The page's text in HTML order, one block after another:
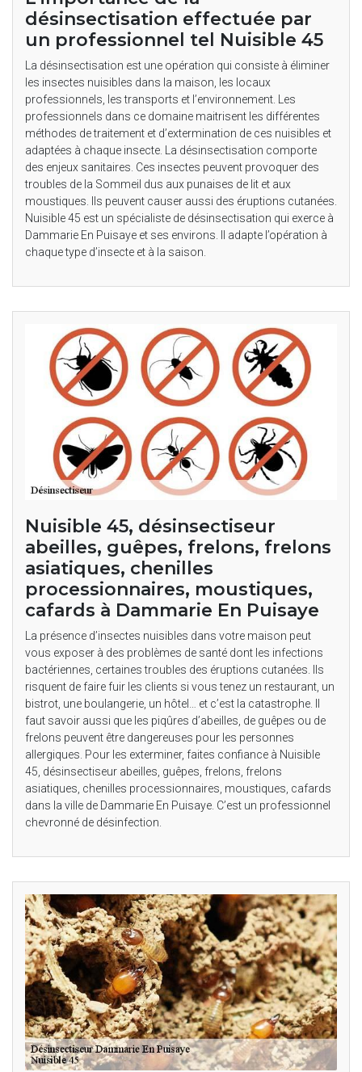
désinsectisation effectuée par
un professionnel tel Nuisible 45
La désinsectisation est une opération qui consiste à éliminer
les insectes nuisibles dans la maison, les locaux
professionnels, les transports et l’environnement. Les
professionnels dans ce domaine maitrisent les différentes
méthodes de traitement et d’extermination de ces nuisibles et
adaptées à chaque insecte. La désinsectisation comporte
des enjeux sanitaires. Ces insectes peuvent provoquer des
troubles de la Sommeil dus aux punaises de lit et aux
moustiques. Ils peuvent causer aussi des éruptions cutanées.
Nuisible 45 est un spécialiste de désinsectisation qui exerce à
Dammarie En Puisaye et ses environs. Il adapte l’opération à
chaque type d’insecte et à la saison.
Nuisible 45, désinsectiseur
abeilles, guêpes, frelons, frelons
asiatiques, chenilles
processionnaires, moustiques,
cafards à Dammarie En Puisaye
La présence d’insectes nuisibles dans votre maison peut
vous exposer à des problèmes de santé dont les infections
bactériennes, certaines troubles des éruptions cutanées. Ils
risquent de faire fuir les clients si vous tenez un restaurant, un
bistrot, une boulangerie, un hôtel… et c’est la catastrophe. Il
faut savoir aussi que les piqûres d’abeilles, de guêpes ou de
frelons peuvent être dangereuses pour les personnes
allergiques. Pour les exterminer, faites confiance à Nuisible
45, désinsectiseur abeilles, guêpes, frelons, frelons
asiatiques, chenilles processionnaires, moustiques, cafards
dans la ville de Dammarie En Puisaye. C’est un professionnel
chevronné de désinfection.